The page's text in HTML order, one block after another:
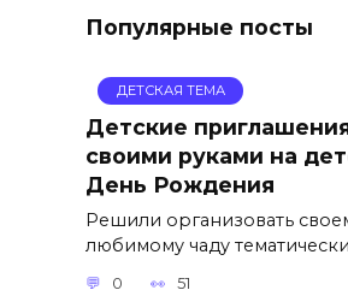
Популярные посты
ДЕТСКАЯ ТЕМА
Детские
своими руками на
День Рождения
Решили организовать
любимому чаду
0 51